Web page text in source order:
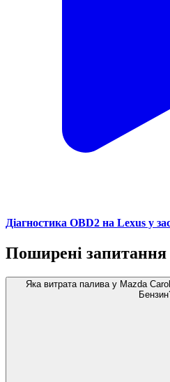
Діагностика OBD2 на Lexus у
Поширені запитання
Яка витрата палива у Mazda